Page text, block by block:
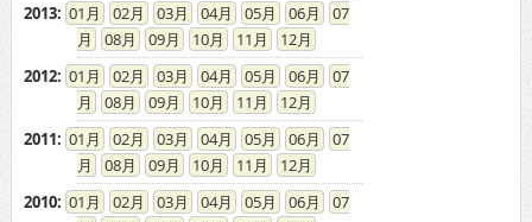
2013: 01 02 03 04 05 06
07
08
09 10 11
12
2012: 01 02 03 04 05 06
07
08
09 10 11
12
2011: 01 02 03 04 05 06
07
08
09 10 11
12
2010: 01 02 03 04 05 06
07